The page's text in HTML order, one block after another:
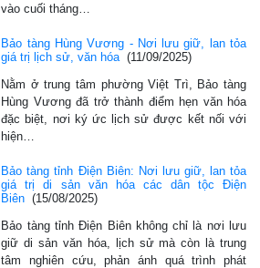
vào cuối tháng…
Bảo tàng Hùng Vương - Nơi lưu giữ, lan tỏa
giá trị lịch sử, văn hóa (11/09/2025)
Nằm ở trung tâm phường Việt Trì, Bảo tàng
Hùng Vương đã trở thành điểm hẹn văn hóa
đặc biệt, nơi ký ức lịch sử được kết nối với
hiện…
Bảo tàng tỉnh Điện Biên: Nơi lưu giữ, lan tỏa
giá trị di sản văn hóa các dân tộc Điện
Biên (15/08/2025)
Bảo tàng tỉnh Điện Biên không chỉ là nơi lưu
giữ di sản văn hóa, lịch sử mà còn là trung
tâm nghiên cứu, phản ánh quá trình phát